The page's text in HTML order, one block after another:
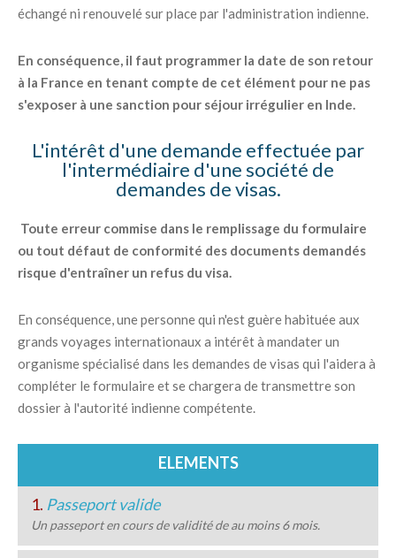
échangé ni renouvelé sur place par l'administration indienne.
En conséquence, il faut programmer la date de son retour
à la France en tenant compte de cet élément pour ne pas
s'exposer à une sanction pour séjour irrégulier en Inde.
L'intérêt d'une demande effectuée par
l'intermédiaire d'une société de
demandes de visas.
Toute erreur commise dans le remplissage du formulaire
ou tout défaut de conformité des documents demandés
risque d'entraîner un refus du visa.
En conséquence, une personne qui n'est guère habituée aux
grands voyages internationaux a intérêt à mandater un
organisme spécialisé dans les demandes de visas qui l'aidera à
compléter le formulaire et se chargera de transmettre son
dossier à l'autorité indienne compétente.
ELEMENTS
1. Passeport valide
Un passeport en cours de validité de au moins 6 mois.